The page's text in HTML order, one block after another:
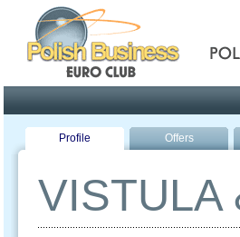
Profile Offers
VISTULA